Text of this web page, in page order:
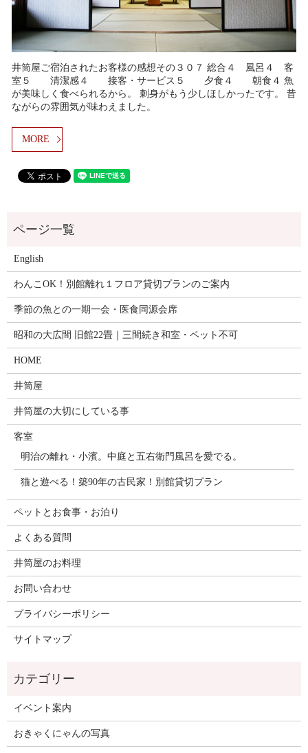
井筒屋ご宿泊されたお客様の感想その３０７ 総合４ 風呂４ 客
室５ 清潔感４ 接客・サービス５ 夕食４ 朝食４ 魚
が美味しく食べられるから。 刺身がもう少しほしかったです。 昔
ながらの雰囲気が味わえました。
MORE
English
わんこOK！別館離れ１フロア貸切プランのご案内
季節の魚との一期一会・医食同源会席
昭和の大広間 旧館22畳｜三間続き和室・ペット不可
HOME
井筒屋
井筒屋の大切にしている事
客室
明治の離れ・小濱。中庭と五右衛門風呂を愛でる。
猫と遊べる！築90年の古民家！別館貸切プラン
ペットとお食事・お泊り
よくある質問
井筒屋のお料理
お問い合わせ
プライバシーポリシー
サイトマップ
イベント案内
おきゃくにゃんの写真